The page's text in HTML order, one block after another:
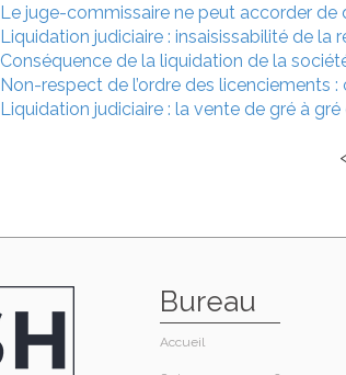
Le juge-commissaire ne peut accorder de
Liquidation judiciaire : insaisissabilité de la
Conséquence de la liquidation de la
Non-respect de l’ordre des licenciements
Liquidation judiciaire : la vente de gré à
Bureau
Accueil